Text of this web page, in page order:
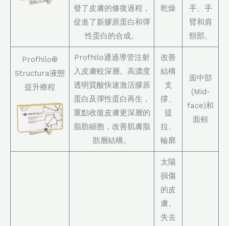
發了皮膚的修復過程，
促進了新膠原蛋白和彈
性蛋白的合成。
乾燥
手、手
臂和肩
頸部。
Profhilo®
Structura液態
提升療程
Profhilo通過導管注射
入皮膚較深層。高濃度
透明質酸快速激活膠原
蛋白及彈性蛋白再生，
重點收復皮膚更深層的
脂肪細胞，改善肌膚脂
肪層結構。
改善
結構
支
撐、
提
拉、
輪廓
面中部
(Mid-
face)和
面頰
太陽
損傷
的皮
膚、
失去